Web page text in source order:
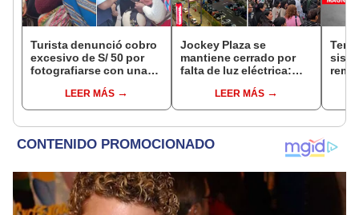
Turista denunció cobro
excesivo de S/ 50 por
fotografiarse con una
Serenazgo recuperó el
dinero
LEER MÁS
Jockey Plaza se
mantiene cerrado por
falta de luz eléctrica:
el centro comercial?
LEER MÁS